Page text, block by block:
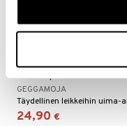
Geggamoja UV-sukka
Vaaleanpunainen
GEGGAMOJA
24,90 €